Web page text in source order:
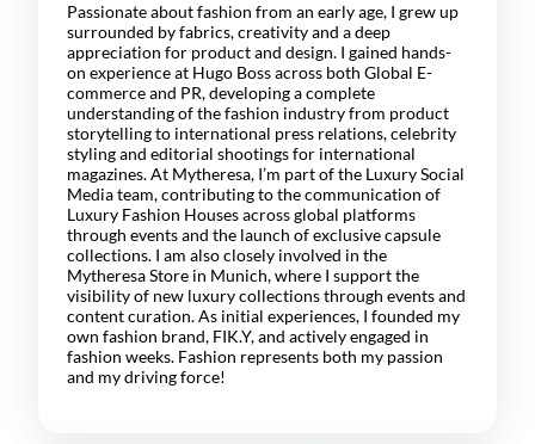
Passionate about fashion from an early age, I grew up
surrounded by fabrics, creativity and a deep
appreciation for product and design. I gained hands-
on experience at Hugo Boss across both Global E-
commerce and PR, developing a complete
understanding of the fashion industry from product
storytelling to international press relations, celebrity
styling and editorial shootings for international
magazines. At Mytheresa, I’m part of the Luxury Social
Media team, contributing to the communication of
Luxury Fashion Houses across global platforms
through events and the launch of exclusive capsule
collections. I am also closely involved in the
Mytheresa Store in Munich, where I support the
visibility of new luxury collections through events and
content curation. As initial experiences, I founded my
own fashion brand, FIK.Y, and actively engaged in
fashion weeks. Fashion represents both my passion
and my driving force!